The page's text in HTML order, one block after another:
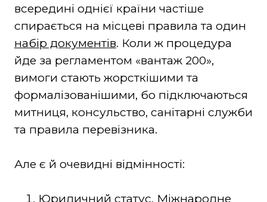
всередині однієї країни частіше
спирається на місцеві правила та один
набір документів. Коли ж процедура
йде за регламентом «вантаж 200»,
вимоги стають жорсткішими та
формалізованішими, бо підключаються
митниця, консульство, санітарні служби
та правила перевізника.
Але є й очевидні відмінності:
Юридичний статус. Міжнародне